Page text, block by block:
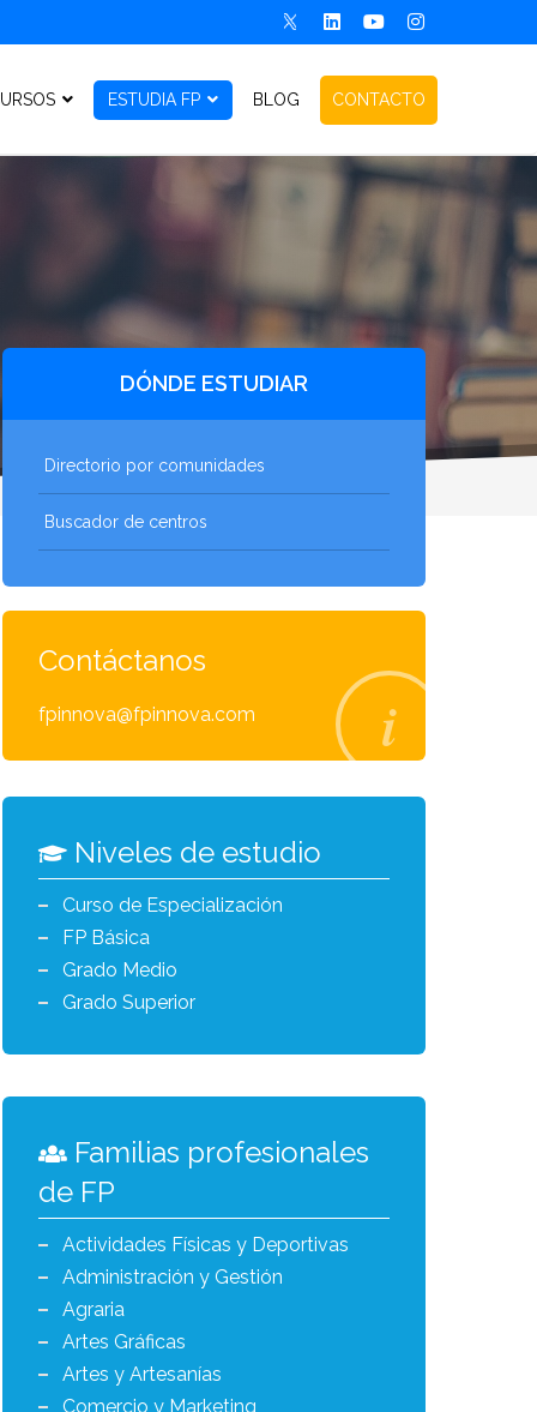
ESTUDIA FP BLOG CONTACTO
DÓNDE ESTUDIAR
Directorio por comunidades
Buscador de centros
Contáctanos
fpinnova@fpinnova.com
Niveles de estudio
Curso de Especialización
FP Básica
Grado Medio
Grado Superior
Familias profesionales
de FP
Actividades Físicas y Deportivas
Administración y Gestión
Agraria
Artes Gráficas
Artes y Artesanías
Comercio y Marketing